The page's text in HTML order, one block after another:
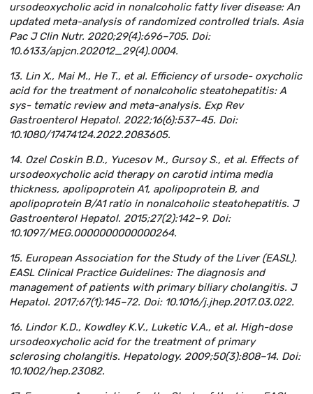
ursodeoxycholic acid in nonalcoholic fatty liver disease: An
updated meta-analysis of randomized controlled trials. Asia
Pac J Clin Nutr. 2020;29(4):696–705. Doi:
10.6133/apjcn.202012_29(4).0004.
13. Lin X., Mai M., He T., et al. Efficiency of ursode- oxycholic
acid for the treatment of nonalcoholic steatohepatitis: A
sys- tematic review and meta-analysis. Exp Rev
Gastroenterol Hepatol. 2022;16(6):537–45. Doi:
10.1080/17474124.2022.2083605.
14. Ozel Coskin B.D., Yucesov M., Gursoy S., et al. Effects of
ursodeoxycholic acid therapy on carotid intima media
thickness, apolipoprotein A1, apolipoprotein B, and
apolipoprotein B/A1 ratio in nonalcoholic steatohepatitis. J
Gastroenterol Hepatol. 2015;27(2):142–9. Doi:
10.1097/MEG.0000000000000264.
15. European Association for the Study of the Liver (EASL).
EASL Clinical Practice Guidelines: The diagnosis and
management of patients with primary biliary cholangitis. J
Hepatol. 2017;67(1):145–72. Doi: 10.1016/j.jhep.2017.03.022.
16. Lindor K.D., Kowdley K.V., Luketic V.A., et al. High-dose
ursodeoxycholic acid for the treatment of primary
sclerosing cholangitis. Hepatology. 2009;50(3):808–14. Doi:
10.1002/hep.23082.